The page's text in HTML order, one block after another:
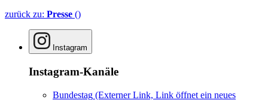
zurück zu: Presse ()
Instagram
Instagram-Kanäle
Bundestag (Externer Link, Link öffnet ein neues